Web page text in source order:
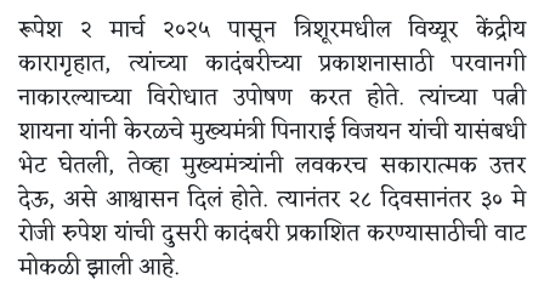
रूपेश २ मार्च २०२५ पासून त्रिशूरमधील विय्यूर केंद्रीय
कारागृहात, त्यांच्या कादंबरीच्या प्रकाशनासाठी परवानगी
नाकारल्याच्या विरोधात उपोषण करत होते. त्यांच्या पत्नी
शायना यांनी केरळचे मुख्यमंत्री पिनाराई विजयन यांची यासंबधी
भेट घेतली, तेव्हा मुख्यमंत्र्यांनी लवकरच सकारात्मक उत्तर
देऊ, असे आश्वासन दिलं होते. त्यानंतर २८ दिवसानंतर ३० मे
रोजी रुपेश यांची दुसरी कादंबरी प्रकाशित करण्यासाठीची वाट
मोकळी झाली आहे.